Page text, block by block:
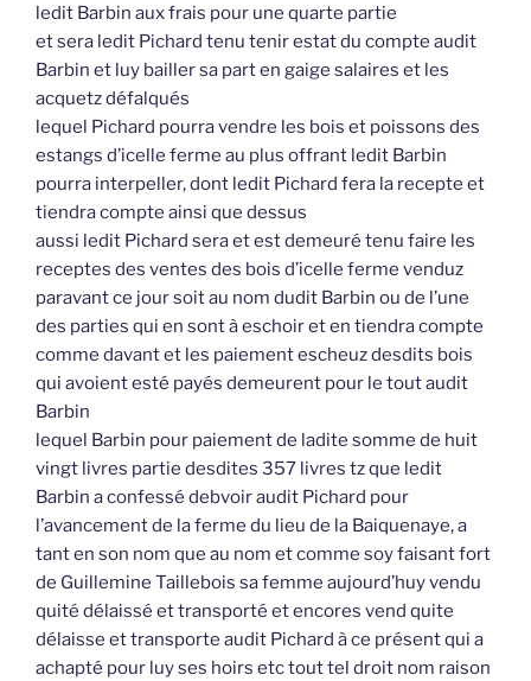
ledit Barbin aux frais pour une quarte partie
et sera ledit Pichard tenu tenir estat du compte audit
Barbin et luy bailler sa part en gaige salaires et les
acquetz défalqués
lequel Pichard pourra vendre les bois et poissons des
estangs d’icelle ferme au plus offrant ledit Barbin
pourra interpeller, dont ledit Pichard fera la recepte et
tiendra compte ainsi que dessus
aussi ledit Pichard sera et est demeuré tenu faire les
receptes des ventes des bois d’icelle ferme venduz
paravant ce jour soit au nom dudit Barbin ou de l’une
des parties qui en sont à eschoir et en tiendra compte
comme davant et les paiement escheuz desdits bois
qui avoient esté payés demeurent pour le tout audit
Barbin
lequel Barbin pour paiement de ladite somme de huit
vingt livres partie desdites 357 livres tz que ledit
Barbin a confessé debvoir audit Pichard pour
l’avancement de la ferme du lieu de la Baiquenaye, a
tant en son nom que au nom et comme soy faisant fort
de Guillemine Taillebois sa femme aujourd’huy vendu
quité délaissé et transporté et encores vend quite
délaisse et transporte audit Pichard à ce présent qui a
achapté pour luy ses hoirs etc tout tel droit nom raison